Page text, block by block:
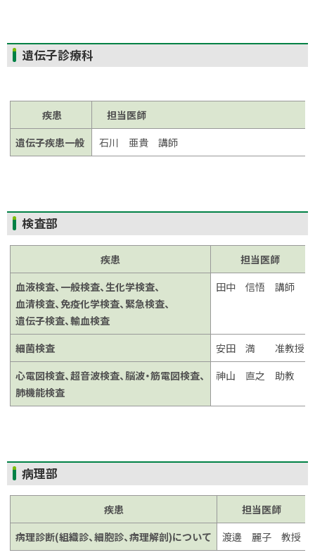
ト
ッ
に
る
遺伝子診療科
疾患
担当医
遺伝子疾患一般
石川 亜貴 講師
ト
ッ
に
戻
る
検査部
疾患
担当医師
血液検査、一般検査、生化学検査、
血清検査、免疫化学検査、緊急検査、
遺伝子検査、輸血検査
田中 信悟 講師
細菌検査
安田 満 准教授
心電図検査、超音波検査、脳波・筋電図検査、
肺機能検査
神山 直之 助教
ト
ッ
に
戻
病理部
疾患
担当医師
病理診断(組織診、細胞診、病理解剖)について
渡邊 麗子 教授